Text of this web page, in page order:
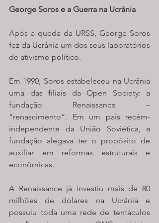
George Soros e a Guerra na Ucrânia
Após a queda da URSS, George Soros
fez da Ucrânia um dos seus laboratórios
de ativismo político.
Em 1990, Soros estabeleceu na Ucrânia
uma das filiais da Open Society: a
fundação Renaissance –
“renascimento”. Em um país recém-
independente da União Soviética, a
fundação alegava ter o propósito de
auxiliar em reformas estruturais e
econômicas.
A Renaissance já investiu mais de 80
milhões de dólares na Ucrânia e
possuiu toda uma rede de tentáculos